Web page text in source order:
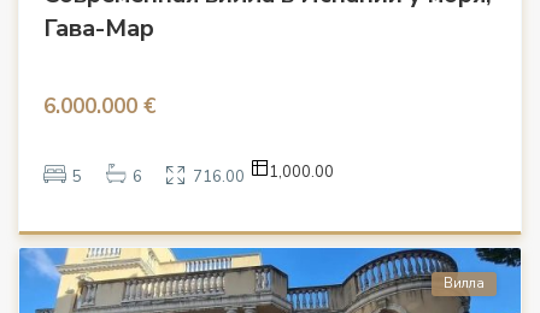
Гава-Мар
6.000.000 €
5 6 716.00 1,000.00
Вилла